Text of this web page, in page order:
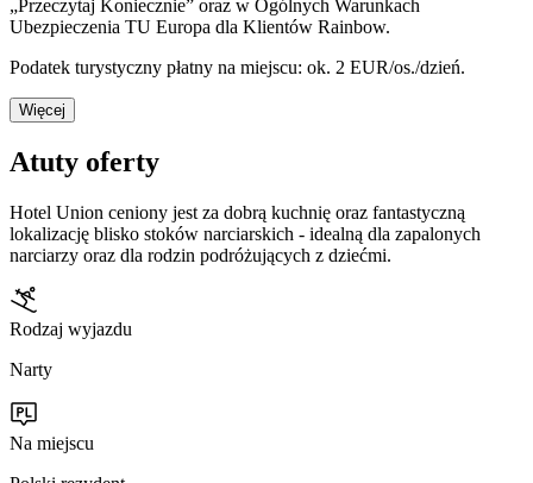
„Przeczytaj Koniecznie” oraz w Ogólnych Warunkach
Ubezpieczenia TU Europa dla Klientów Rainbow.
Podatek turystyczny płatny na miejscu: ok. 2 EUR/os./dzień.
Więcej
Atuty oferty
Hotel Union ceniony jest za dobrą kuchnię oraz fantastyczną
lokalizację blisko stoków narciarskich - idealną dla zapalonych
narciarzy oraz dla rodzin podróżujących z dziećmi.
Rodzaj wyjazdu
Narty
Na miejscu